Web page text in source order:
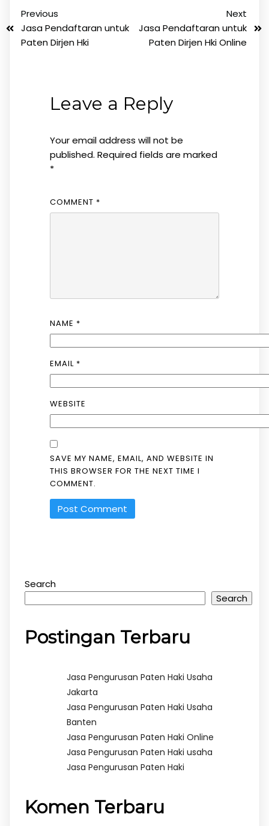
Previous
Jasa Pendaftaran untuk
Paten Dirjen Hki
Next
Jasa Pendaftaran untuk
Paten Dirjen Hki Online
Leave a Reply
Your email address will not be
published. Required fields are marked
*
COMMENT *
NAME *
EMAIL *
WEBSITE
SAVE MY NAME, EMAIL, AND WEBSITE IN
THIS BROWSER FOR THE NEXT TIME I
COMMENT.
Search
Search
Postingan Terbaru
Jasa Pengurusan Paten Haki Usaha
Jakarta
Jasa Pengurusan Paten Haki Usaha
Banten
Jasa Pengurusan Paten Haki Online
Jasa Pengurusan Paten Haki usaha
Jasa Pengurusan Paten Haki
Komen Terbaru